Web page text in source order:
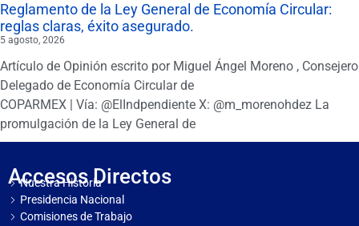
Reglamento de la Ley General de Economía Circular:
reglas claras, éxito asegurado.
5 agosto, 2026
Artículo de Opinión escrito por Miguel Ángel Moreno , Consejero
Delegado de Economía Circular de
COPARMEX | Vía: @ElIndpendiente X: @m_morenohdez La
promulgación de la Ley General de
Accesos Directos
Nuestra Historia
Presidencia Nacional
Comisiones de Trabajo